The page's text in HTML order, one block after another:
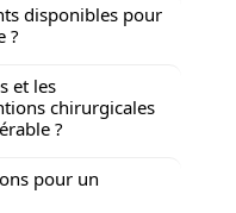
disponibles pour
?
et les
chirurgicales
?
pour un